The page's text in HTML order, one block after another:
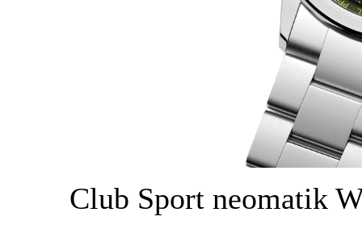
Club Sport neomatik